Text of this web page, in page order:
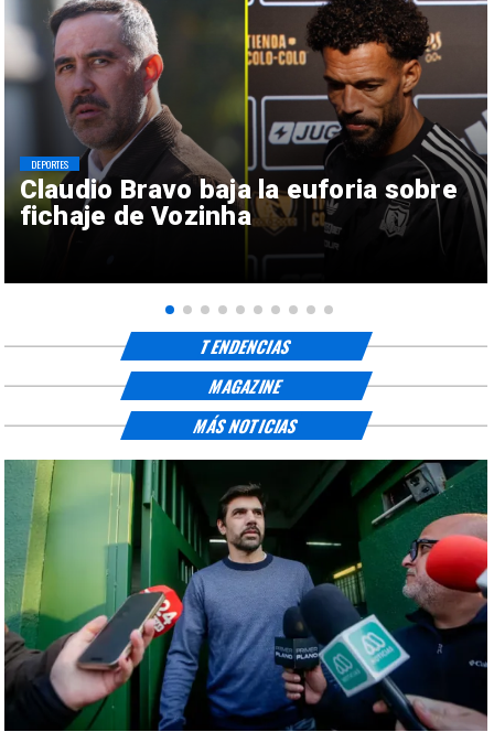
Claudio Bravo baja la euforia sobre
fichaje de Vozinha
DEPORTES
TENDENCIAS
MAGAZINE
MÁS NOTICIAS